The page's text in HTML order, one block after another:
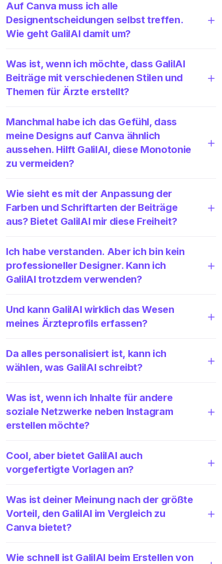
Auf Canva muss ich alle
Designentscheidungen selbst treffen.
Wie geht GalilAI damit um?
Was ist, wenn ich möchte, dass GalilAI
Beiträge mit verschiedenen Stilen und
Themen für Ärzte erstellt?
Manchmal habe ich das Gefühl, dass
meine Designs auf Canva ähnlich
aussehen. Hilft GalilAI, diese Monotonie
zu vermeiden?
Wie sieht es mit der Anpassung der
Farben und Schriftarten der Beiträge
aus? Bietet GalilAI mir diese Freiheit?
Ich habe verstanden. Aber ich bin kein
professioneller Designer. Kann ich
GalilAI trotzdem verwenden?
Und kann GalilAI wirklich das Wesen
meines Ärzteprofils erfassen?
Da alles personalisiert ist, kann ich
wählen, was GalilAI schreibt?
Was ist, wenn ich Inhalte für andere
soziale Netzwerke neben Instagram
erstellen möchte?
Cool, aber bietet GalilAI auch
vorgefertigte Vorlagen an?
Was ist deiner Meinung nach der größte
Vorteil, den GalilAI im Vergleich zu
Canva bietet?
Wie schnell ist GalilAI beim Erstellen von